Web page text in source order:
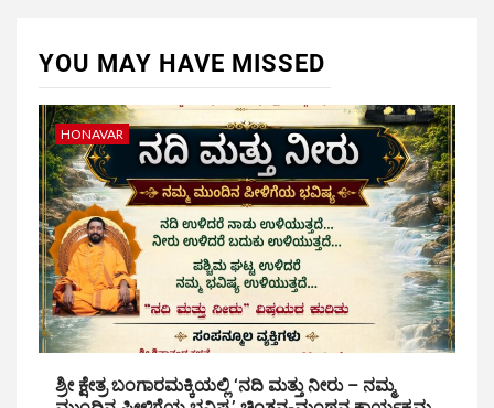
YOU MAY HAVE MISSED
HONAVAR
ಶ್ರೀ ಕ್ಷೇತ್ರ ಬಂಗಾರಮಕ್ಕಿಯಲ್ಲಿ ‘ನದಿ ಮತ್ತು ನೀರು – ನಮ್ಮ